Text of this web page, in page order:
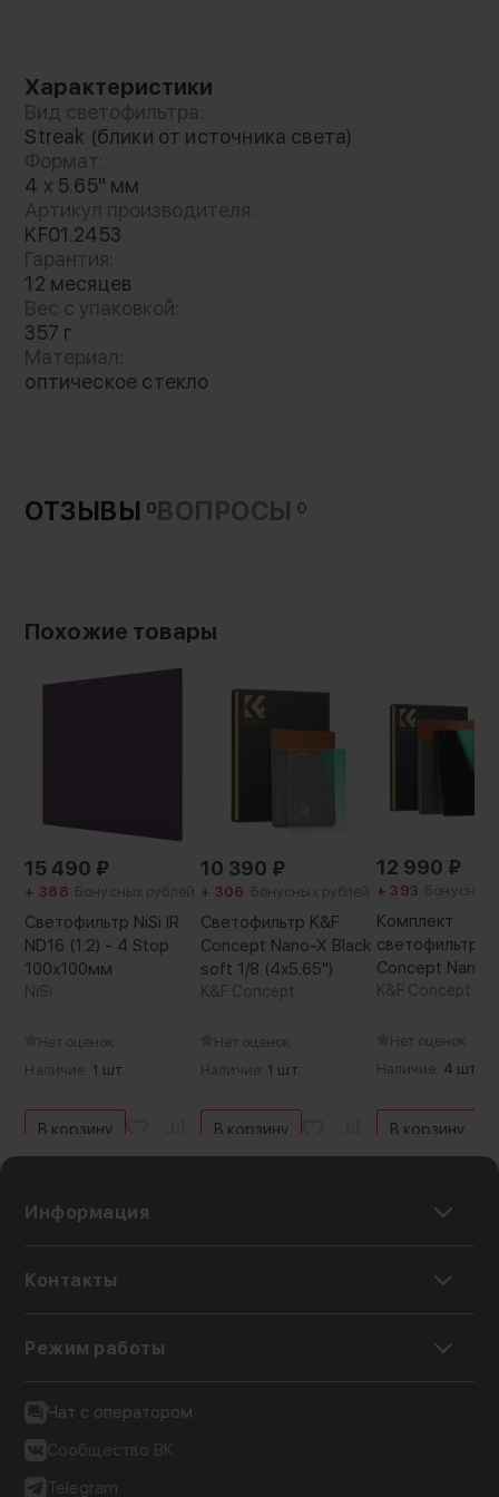
Художественные искажения и
практичный дизайн
решение для авторов, стремящихся
мягкой подкладкой, который защищает
компактность позволяют использовать
фильтр как в студии, так и на локациях, где
важен каждый творческий нюанс
Характеристики
Вид светофильтра:
Streak (блики от источника света)
Формат:
4 x 5.65" мм
Артикул производителя:
KF01.2453
Гарантия:
12 месяцев
Вес с упаковкой:
357 г
Материал:
оптическое стекло
ОТЗЫВЫ 0ВОПРОСЫ 0
Похожие товары
15 490 ₽
+ 388 Бонусных рублей
Светофильтр NiSi IR
ND16 (1.2) - 4 Stop
100x100мм
NiSi
Нет оценок
Наличие: 1 шт.
В корзину
10 390 ₽
+ 306 Бонусных рублей
Светофильтр K&F
Concept Nano-X Black
soft 1/8 (4x5.65")
K&F Concept
Нет оценок
Наличие: 1 шт.
В корзину
12 990 ₽
+ 393 Бонусных
Комплект
Concept Nano-
ND8+ND64
K&F Concept
Нет оценок
Наличие: 4 шт.
В корзину
Информация
Контакты
Режим работы
Чат с оператором
Сообщество ВК
Telegram